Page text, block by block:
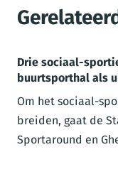
Drie sociaal-
buurtsporthal als
Om het sociaal-
breiden, gaat de
Sportaround en